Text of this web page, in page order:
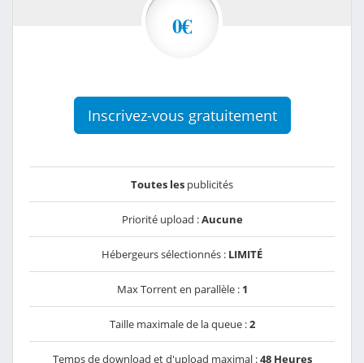
0€
Inscrivez-vous gratuitement
Toutes les publicités
Priorité upload :Aucune
Hébergeurs sélectionnés : LIMITÉ
Max Torrent en parallèle : 1
Taille maximale de la queue :2
Temps de download et d'upload maximal :48 Heures